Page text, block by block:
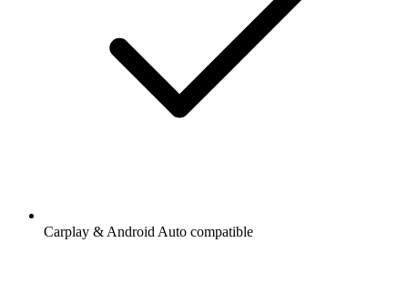
Carplay & Android Auto compatible